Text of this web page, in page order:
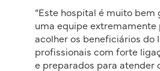
“Este hospital é muito bem
uma equipe extremamente
acolher os beneficiários do
profissionais com forte
e preparados para atender